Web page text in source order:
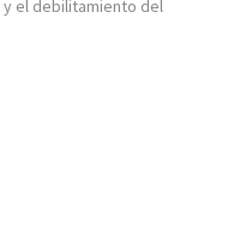
y el debilitamiento del